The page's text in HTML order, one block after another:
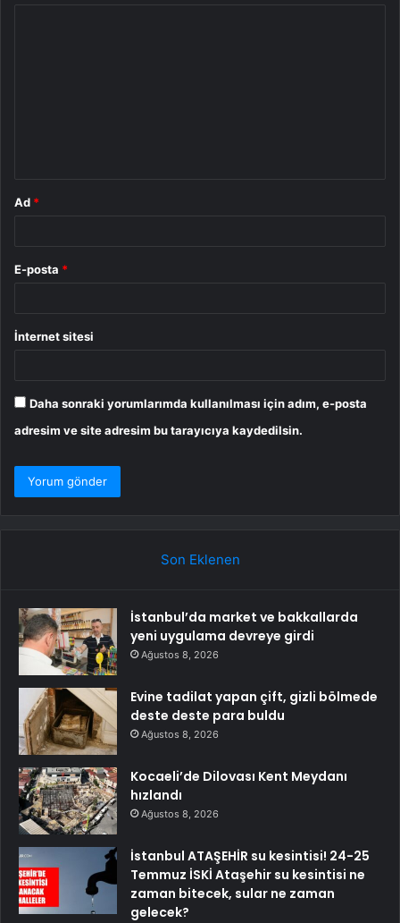
Ad *
E-posta *
İnternet sitesi
Daha sonraki yorumlarımda kullanılması için adım, e-posta
adresim ve site adresim bu tarayıcıya kaydedilsin.
Son Eklenen
İstanbul’da market ve bakkallarda
yeni uygulama devreye girdi
Ağustos 8, 2026
Evine tadilat yapan çift, gizli bölmede
deste deste para buldu
Ağustos 8, 2026
Kocaeli’de Dilovası Kent Meydanı
hızlandı
Ağustos 8, 2026
İstanbul ATAŞEHİR su kesintisi! 24-25
Temmuz İSKİ Ataşehir su kesintisi ne
zaman bitecek, sular ne zaman
gelecek?